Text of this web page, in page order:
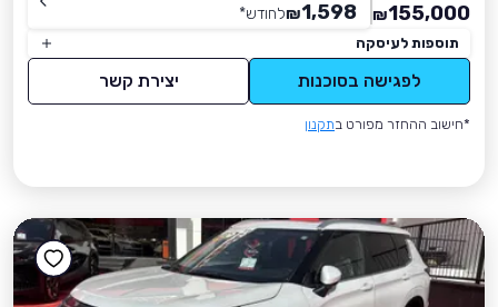
155,000
₪
1,598
₪לחודש*
תוספות לעיסקה
לפגישה בסוכנות יצירת קשר
*חישוב ההחזר מפורט בתקנון